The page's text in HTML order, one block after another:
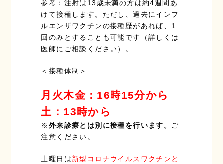
参考：注射は13歳未満の方は約4週間あ
けて接種します。ただし、過去にインフ
ルエンザワクチンの接種歴があれば、1
回のみとすることも可能です（詳しくは
医師にご相談ください）。
＜接種体制＞
月火木金：16時15分から
土：13時から
※ 外来診療とは別に接種を行います。
ご
注意ください。
土曜日は新型コロナウイルスワクチンと